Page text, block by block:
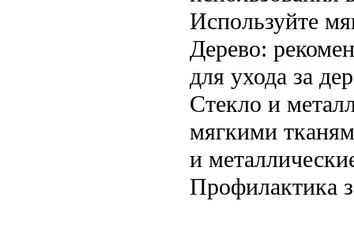
Используйте
Дерево:
для ухода за
Стекло и
мягкими
и
Профилактика